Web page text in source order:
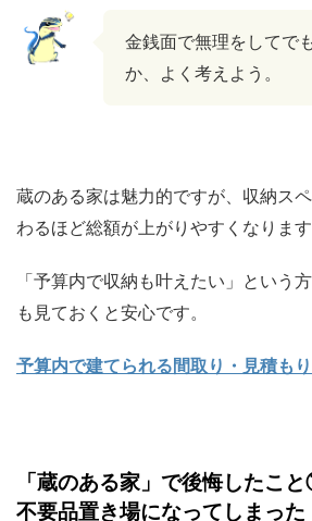
金銭面で無理をしてで
か、よく考えよう。
蔵のある家は魅力的ですが、収納ス
わるほど総額が上がりやすくなります
「予算内で収納も叶えたい」という
も見ておくと安心です。
予算内で建てられる間取り・見積も
「蔵のある家」で後悔したこ
不要品置き場になってしまった